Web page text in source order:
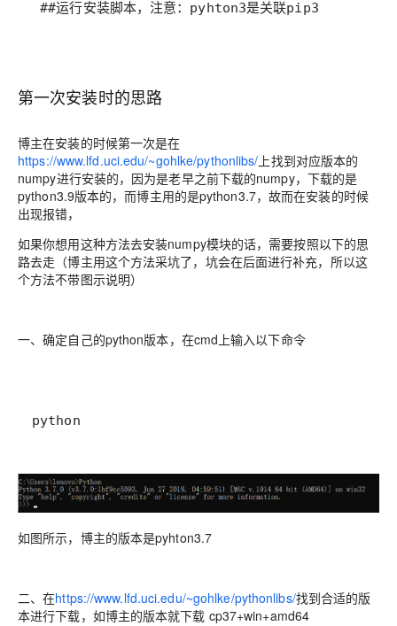
##运行安装脚本，注意：pyhton3是关联pip3
第一次安装时的思路
博主在安装的时候第一次是在
https://www.lfd.uci.edu/~gohlke/pythonlibs/ 上找到对应版本的
numpy进行安装的，因为是老早之前下载的numpy，下载的是
python3.9版本的，而博主用的是python3.7，故而在安装的时候
出现报错，
如果你想用这种方法去安装numpy模块的话，需要按照以下的思
路去走（博主用这个方法采坑了，坑会在后面进行补充，所以这
个方法不带图示说明）
一、确定自己的python版本，在cmd上输入以下命令
python
如图所示，博主的版本是pyhton3.7
二、在https://www.lfd.uci.edu/~gohlke/pythonlibs/找到合适的版
本进行下载，如博主的版本就下载 cp37+win+amd64